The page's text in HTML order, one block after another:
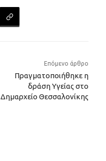
Επόμενο άρθρο
Πραγματοποιήθηκε η
δράση Υγείας στο
Δημαρχείο Θεσσαλονίκης